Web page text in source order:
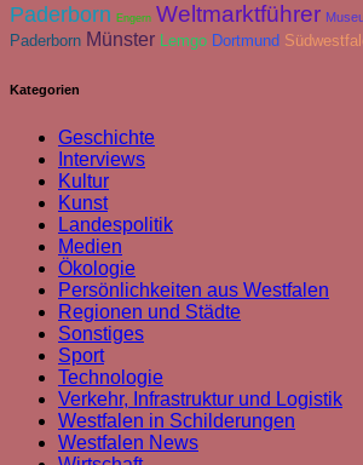
Paderborn Engern Weltmarktführer
Paderborn Münster Lemgo Dortmund
Kategorien
Geschichte
Interviews
Kultur
Kunst
Landespolitik
Medien
Ökologie
Persönlichkeiten aus Westfalen
Regionen und Städte
Sonstiges
Sport
Technologie
Verkehr, Infrastruktur und Logistik
Westfalen in Schilderungen
Westfalen News